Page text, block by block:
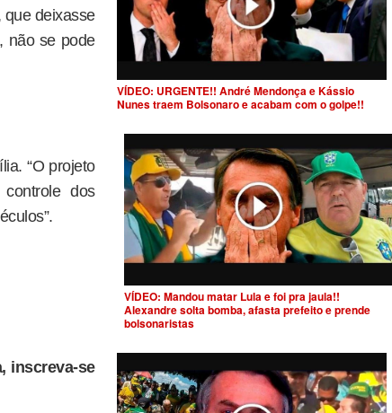
que deixasse
não se pode
“O projeto
dos
inscreva-se
VÍDEO: URGENTE!! André Mendonça e Kássio
Nunes traem Bolsonaro e acabam com o golpe!!
VÍDEO: Mandou matar Lula e foi pra jaula!!
Alexandre solta bomba, afasta prefeito e prende
bolsonaristas